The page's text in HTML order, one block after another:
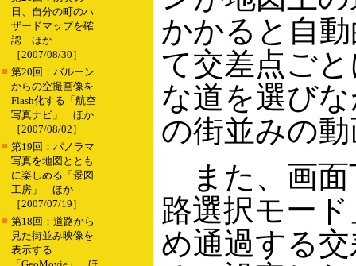
日、自分の町のハ
ザードマップを確
認 ほか
［2007/08/30］
■ 第20回：バルーン
からの空撮画像を
Flash化する「航空
写真ナビ」 ほか
［2007/08/02］
■ 第19回：パノラマ
写真を地図ととも
に楽しめる「景図
工房」 ほか
［2007/07/19］
■ 第18回：道路から
見た街並み映像を
表示する
かかると自
て交差点ご
な道を選び
の街並みの
また、画面
路選択モー
め通過する